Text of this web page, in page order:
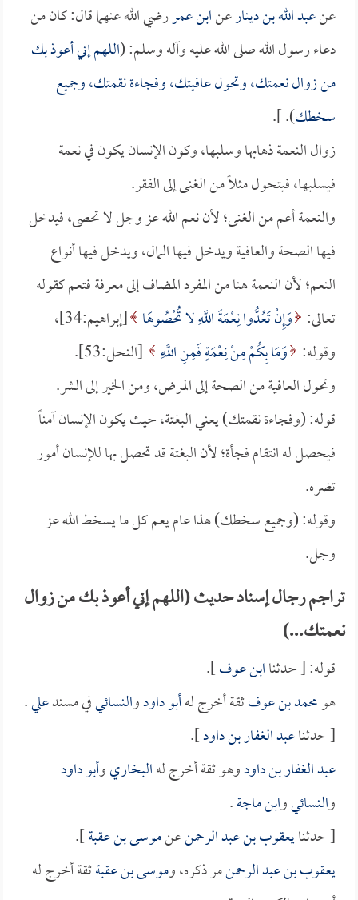
عنعبد الله بن دينارعنابن عمررضي الله عنهما قال: كان من
دعاء رسول الله صلى الله عليه وآله وسلم: (اللهم إني أعوذ بك
من زوال نعمتك، وتحول عافيتك، وفجاءة نقمتك، وجميع
سخطك). ].
زوال النعمة ذهابها وسلبها، وكون الإنسان يكون في نعمة
فيسلبها، فيتحول مثلاً من الغنى إلى الفقر.
والنعمة أعم من الغنى؛ لأن نعم الله عز وجل لا تحصى، فيدخل
فيها الصحة والعافية ويدخل فيها المال، ويدخل فيها أنواع
النعم؛ لأن النعمة هنا من المفرد المضاف إلى معرفة فتعم كقوله
تعالى: وَإِنْ تَعُدُّوا نِعْمَةَ اللَّهِ لا تُحْصُوهَا
[إبراهيم:34]،
وقوله: وَمَا بِكُمْ مِنْ نِعْمَةٍ فَمِنِ اللَّهِ [النحل:53].
وتحول العافية من الصحة إلى المرض، ومن الخير إلى الشر.
قوله: (وفجاءة نقمتك) يعني البغتة، حيث يكون الإنسان آمناً
فيحصل له انتقام فجأة؛ لأن البغتة قد تحصل بها للإنسان أمور
تضره.
وقوله: (وجميع سخطك) هذا عام يعم كل ما يسخط الله عز
وجل.
تراجم رجال إسناد حديث (اللهم إني أعوذ بك من زوال
نعمتك...)
قوله: [ حدثناابن عوف].
هومحمد بن عوفثقة أخرج لهأبو داودوالنسائيفي مسندعلي.
[ حدثناعبد الغفار بن داود].
عبد الغفار بن داودوهو ثقة أخرج لهالبخاريوأبو داود
والنسائيوابن ماجة.
[ حدثنايعقوب بن عبد الرحمنعنموسى بن عقبة].
يعقوب بن عبد الرحمنمر ذكره، وموسى بن عقبةثقة أخرج له